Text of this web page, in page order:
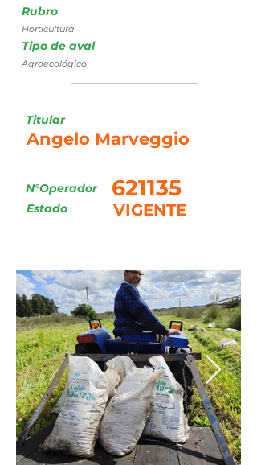
Rubro
Horticultura
Tipo de aval
Agroecológico
Titular
Angelo Marveggio
N°Operador
VIGENTE
Estado
621135